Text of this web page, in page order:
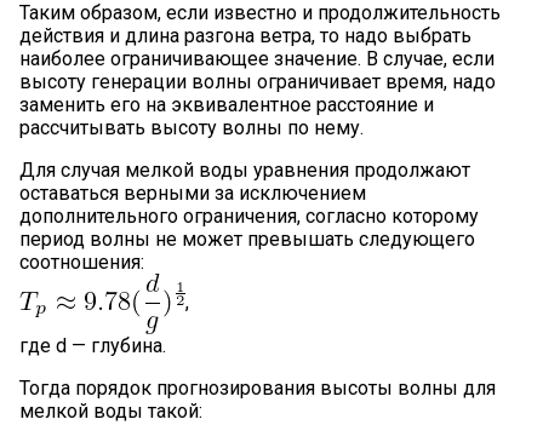
Таким образом, если известно и продолжительность
действия и длина разгона ветра, то надо выбрать
наиболее ограничивающее значение. В случае, если
высоту генерации волны ограничивает время, надо
заменить его на эквивалентное расстояние и
рассчитывать высоту волны по нему.
Для случая мелкой воды уравнения продолжают
оставаться верными за исключением
дополнительного ограничения, согласно которому
период волны не может превышать следующего
соотношения:
,
где d — глубина.
Тогда порядок прогнозирования высоты волны для
мелкой воды такой: